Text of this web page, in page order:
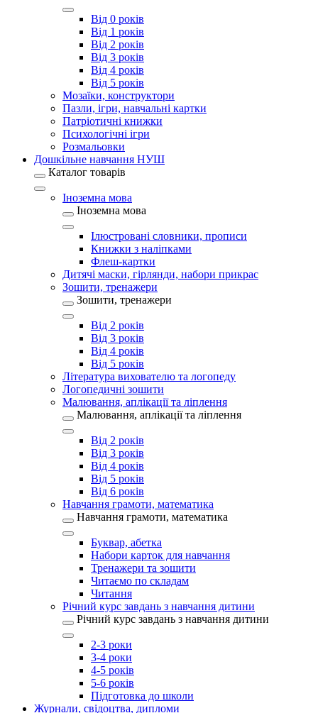
Від 0 років
Від 1 років
Від 2 років
Від 3 років
Від 4 років
Від 5 років
Мозаїки, конструктори
Пазли, ігри, навчальні картки
Патріотичні книжки
Психологічні ігри
Розмальовки
Дошкільне навчання НУШ
Каталог товарів
Іноземна мова
Іноземна мова
Ілюстровані словники, прописи
Книжки з наліпками
Флеш-картки
Дитячі маски, гірлянди, набори прикрас
Зошити, тренажери
Зошити, тренажери
Від 2 років
Від 3 років
Від 4 років
Від 5 років
Література вихователю та логопеду
Логопедичні зошити
Малювання, аплікації та ліплення
Малювання, аплікації та ліплення
Від 2 років
Від 3 років
Від 4 років
Від 5 років
Від 6 років
Навчання грамоти, математика
Навчання грамоти, математика
Буквар, абетка
Набори карток для навчання
Тренажери та зошити
Читаємо по складам
Читання
Річний курс завдань з навчання дитини
Річний курс завдань з навчання дитини
2-3 роки
3-4 роки
4-5 років
5-6 років
Підготовка до школи
Журнали, свідоцтва, дипломи